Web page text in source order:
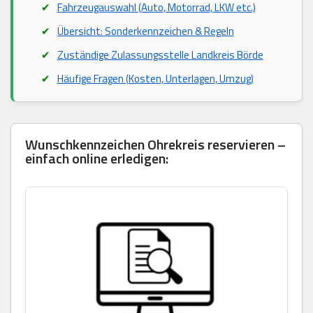
Fahrzeugauswahl (Auto, Motorrad, LKW etc.)
Übersicht: Sonderkennzeichen & Regeln
Zuständige Zulassungsstelle Landkreis Börde
Häufige Fragen (Kosten, Unterlagen, Umzug)
Wunschkennzeichen Ohrekreis reservieren –
einfach online erledigen: